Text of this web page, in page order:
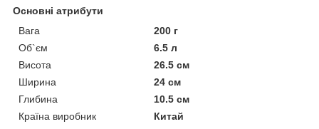
Основні атрибути
Вага
200 г
Об`єм
6.5 л
Висота
26.5 см
Ширина
24 см
Глибина
10.5 см
Країна виробник
Китай